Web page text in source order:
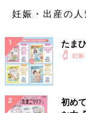
妊娠・出産の
たま
妊娠
初め